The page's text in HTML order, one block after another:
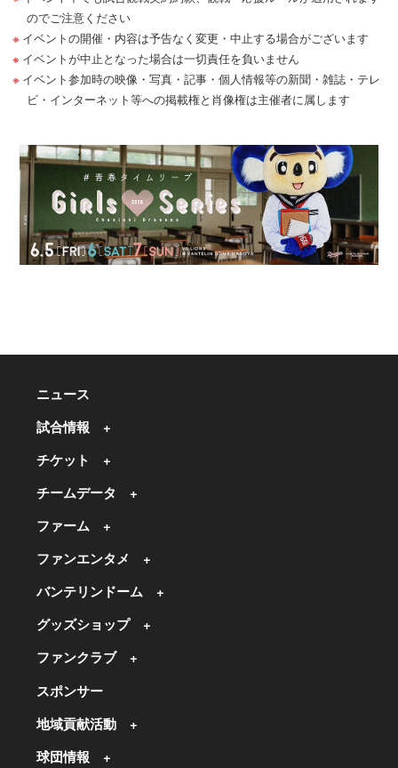
のでご注意ください
イベントの開催・内容は予告なく変更・中止する場合がございます
イベントが中止となった場合は一切責任を負いません
イベント参加時の映像・写真・記事・個人情報等の新聞・雑誌・テレ
ビ・インターネット等への掲載権と肖像権は主催者に属します
ニュース
試合情報
チケット
チームデータ
ファーム
ファンエンタメ
バンテリンドーム
グッズショップ
ファンクラブ
スポンサー
地域貢献活動
球団情報